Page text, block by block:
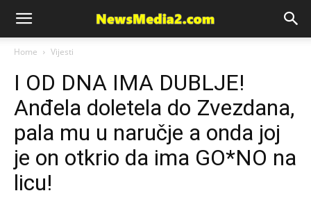
News
Media
Home Vijesti
I OD DNA IMA DUBLJE!
Anđela doletela do Zvezdana,
pala mu u naručje a onda joj
je on otkrio da ima GO*NO na
licu!